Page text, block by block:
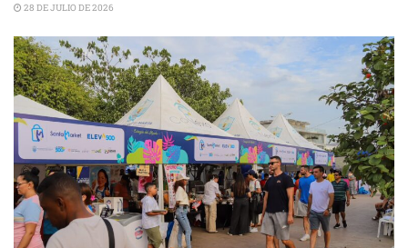
28 DE JULIO DE 2026